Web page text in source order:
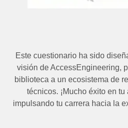
Este cuestionario ha sido
visión de AccessEngineering,
biblioteca a un ecosistema de
técnicos. ¡Mucho éxito en
impulsando tu carrera hacia la